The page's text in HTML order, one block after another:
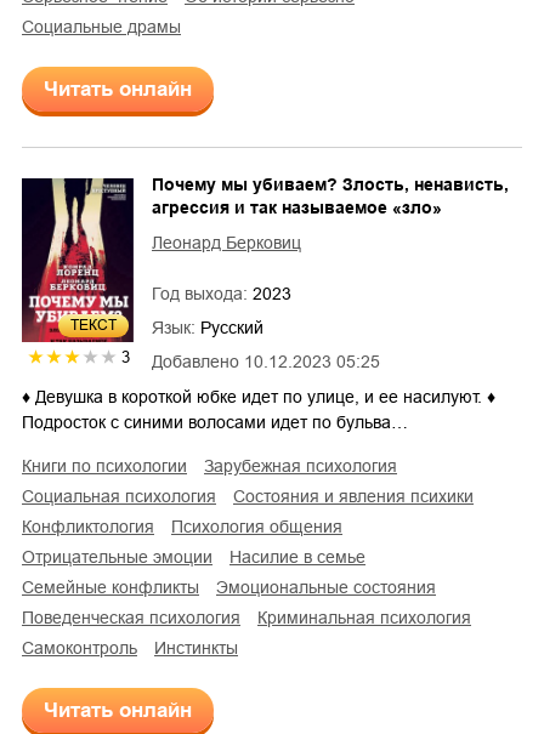
социальные драмы
Читать онлайн
ТЕКСТ
3 Добавлено 10.12.2023 05:25
Почему мы убиваем? Злость, ненависть,
агрессия и так называемое «зло»
Леонард Берковиц
Год выхода: 2023
Язык: Русский
♦ Девушка в короткой юбке идет по улице, и ее насилуют. ♦
Подросток с синими волосами идет по бульва…
книги по психологии
зарубежная психология
социальная психология
состояния и явления психики
конфликтология
психология общения
отрицательные эмоции
насилие в семье
семейные конфликты
эмоциональные состояния
поведенческая психология
криминальная психология
самоконтроль
инстинкты
Читать онлайн